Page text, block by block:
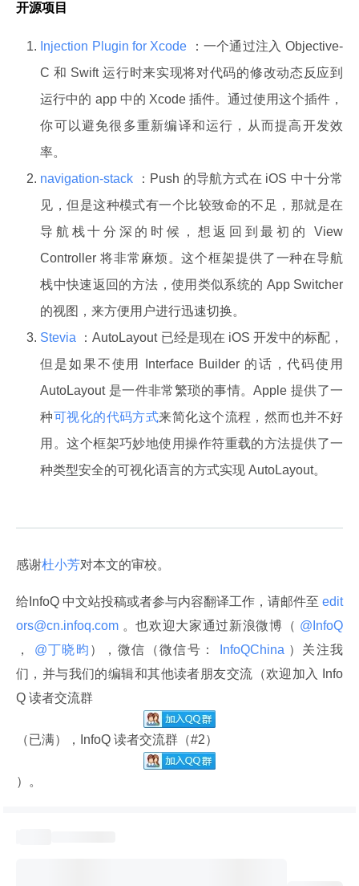
开源项目
Injection Plugin for Xcode
：一个通过注入 Objective-
C 和 Swift 运行时来实现将对代码的修改动态反应到
运行中的 app 中的 Xcode 插件。通过使用这个插件，
你可以避免很多重新编译和运行，从而提高开发效
率。
navigation-stack
：Push 的导航方式在 iOS 中十分常
见，但是这种模式有一个比较致命的不足，那就是在
导航栈十分深的时候，想返回到最初的 View
Controller 将非常麻烦。这个框架提供了一种在导航
栈中快速返回的方法，使用类似系统的 App Switcher
的视图，来方便用户进行迅速切换。
Stevia
：AutoLayout 已经是现在 iOS 开发中的标配，
但是如果不使用 Interface Builder 的话，代码使用
AutoLayout 是一件非常繁琐的事情。Apple 提供了一
种可视化的代码方式来简化这个流程，然而也并不好
用。这个框架巧妙地使用操作符重载的方法提供了一
种类型安全的可视化语言的方式实现 AutoLayout。
感谢杜小芳对本文的审校。
给InfoQ 中文站投稿或者参与内容翻译工作，请邮件至 edit
ors@cn.infoq.com 。也欢迎大家通过新浪微博（
，
@丁晓昀 ），微信（微信号： InfoQChina ）关注我
们，并与我们的编辑和其他读者朋友交流（欢迎加入 Info
Q 读者交流群
（已满），InfoQ 读者交流群（#2）
）。